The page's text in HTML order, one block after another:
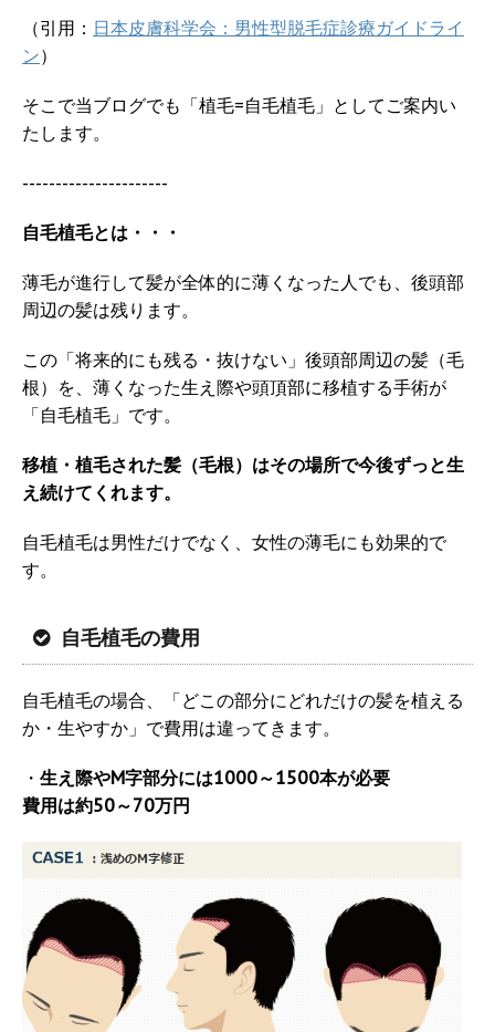
（引用： 日本皮膚科学会：男性型脱毛症診療ガイドライ
ン）
そこで当ブログでも「植毛=自毛植毛」としてご案内い
たします。
----------------------
自毛植毛とは・・・
薄毛が進行して髪が全体的に薄くなった人でも、後頭部
周辺の髪は残ります。
この「将来的にも残る・抜けない」後頭部周辺の髪（毛
根）を、薄くなった生え際や頭頂部に移植する手術が
「自毛植毛」です。
移植・植毛された髪（毛根）はその場所で今後ずっと生
え続けてくれます。
自毛植毛は男性だけでなく、女性の薄毛にも効果的で
す。
自毛植毛の費用
自毛植毛の場合、「どこの部分にどれだけの髪を植える
か・生やすか」で費用は違ってきます。
・ 生え際やM字部分には1000～1500本が必要
費用は約50～70万円